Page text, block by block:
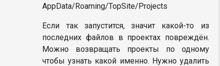
AppData/Roaming/TopSite/Projects
Если так запустится, значит какой-то из
последних файлов в проектах повреждён.
Можно возвращать проекты по одному
чтобы узнать какой именно. Нужно удалить